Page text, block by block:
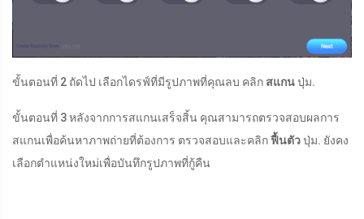
ขั้นตอนที่ 2 ถัดไป เลือกไดรฟ์ที่มีรูปภาพที่คุณลบ คลิก สแกนปุ่ม.
ขั้นตอนที่ 3 หลังจากการสแกนเสร็จสิ้น คุณสามารถตรวจสอบผลการ
สแกนเพื่อค้นหาภาพถ่ายที่ต้องการ ตรวจสอบและคลิกฟื้นตัวปุ่ม. ยังคง
เลือกตำแหน่งใหม่เพื่อบันทึกรูปภาพที่กู้คืน